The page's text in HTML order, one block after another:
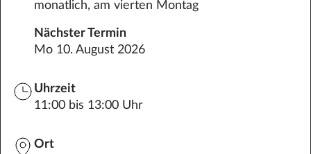
Datenschutz
Impressum
monatlich, am vierten Montag
Nächster Termin
Mo 10. August 2026
Uhrzeit
11:00 bis 13:00 Uhr
Ort